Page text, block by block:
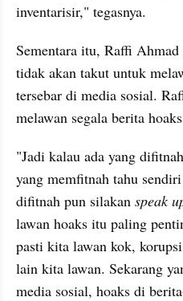
inventarisir," tegasnya.
Sementara itu, Raffi
tidak akan takut untuk
tersebar di media sosial.
melawan segala berita
"Jadi kalau ada yang
yang memfitnah tahu
difitnah pun silakan speak
lawan hoaks itu paling
pasti kita lawan kok,
lain kita lawan. Sekarang
media sosial, hoaks di